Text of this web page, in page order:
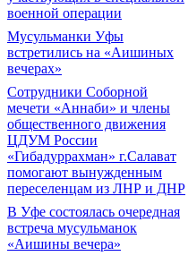
военной операции
Мусульманки Уфы
встретились на «Аишиных
вечерах»
Сотрудники Соборной
мечети «Аннаби» и члены
общественного движения
ЦДУМ России
«Гибадуррахман» г.Салават
помогают вынужденным
переселенцам из ЛНР и ДНР
В Уфе состоялась очередная
встреча мусульманок
«Аишины вечера»